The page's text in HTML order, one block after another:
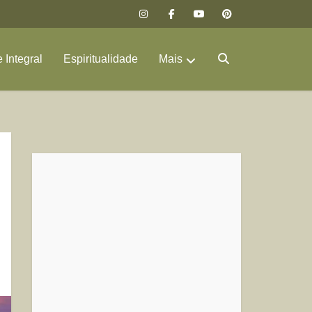
Integral Espiritualidade Mais